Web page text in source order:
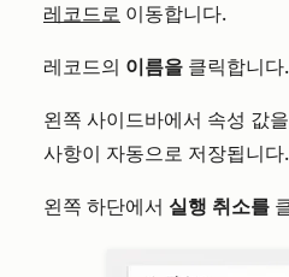
레코드로 이동합니다.
레코드의 이름을 클릭합니다.
왼쪽 사이드바에서 속성 값
사항이 자동으로 저장됩니다.
왼쪽 하단에서 실행 취소를